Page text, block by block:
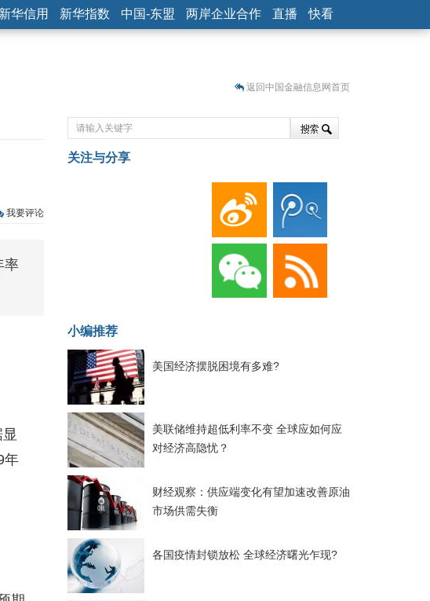
新华信用 新华指数 中国-东盟 两岸企业合作 直播 快看
）
）
返回中国金融信息网首页
我要评论
率
年
关注与分享
小编推荐
美国经济摆脱困境有多难?
美联储维持超低利率不变 全球应如何应
对经济高隐忧？
财经观察：供应端变化有望加速改善原油
市场供需失衡
各国疫情封锁放松 全球经济曙光乍现?